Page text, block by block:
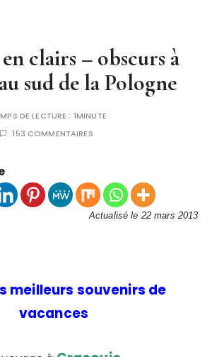
clairs – obscurs à
sud de la Pologne
DE LECTURE : 1MINUTE
153 COMMENTAIRES
Actualisé le 22 mars 2013
meilleurs souvenirs de
vacances